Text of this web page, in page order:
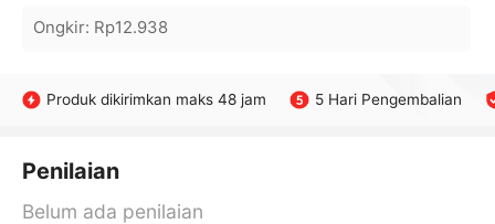
Ongkir: Rp12.938
Produk dikirimkan maks 48 jam 5 Hari Pengembalian
Penilaian
Belum ada penilaian